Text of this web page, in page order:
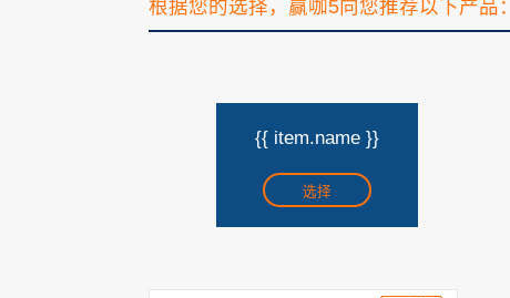
根据您的选择，赢咖5向您推荐以下产品：
{{ item.name }}
选择